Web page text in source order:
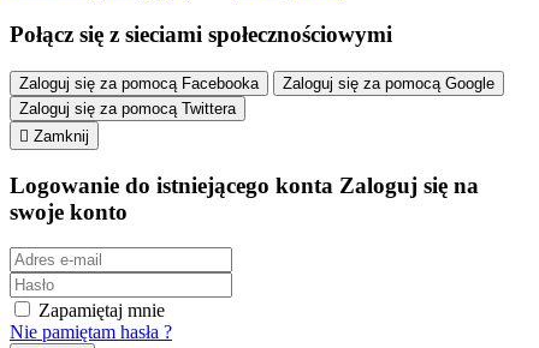
Połącz się z sieciami społecznościowymi
Zaloguj się za pomocą Facebooka
Zaloguj się za pomocą Google
Zaloguj się za pomocą Twittera
 Zamknij
Logowanie do istniejącego konta Zaloguj się na
swoje konto
Zapamiętaj mnie
Nie pamiętam hasła ?